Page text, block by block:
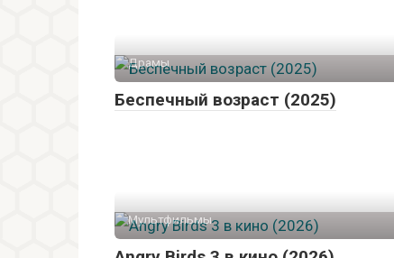
Драмы
Беспечный возраст (2025)
Мультфильмы